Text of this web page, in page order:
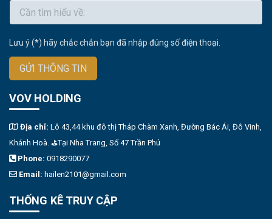
Lưu ý (*) hãy chắc chắn bạn đã nhập đúng số điện thoại.
GỬI THÔNG TIN
VOV HOLDING
Địa chỉ: Lô 43,44 khu đô thị Tháp Chàm Xanh, Đường Bác Ái, Đô Vinh,
Khánh Hoà. ⛳️Tại Nha Trang, Số 47 Trần Phú
Phone: 0918290077
Email: hailen2101@gmail.com
THỐNG KÊ TRUY CẬP